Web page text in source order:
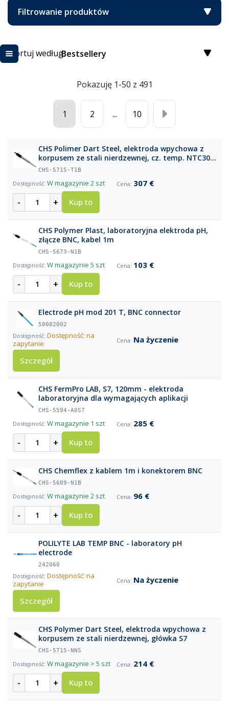
Filtrowanie produktów
Sortuj według:Bestsellery
Pokazuję 1-50 z 491
1 2 ... 10
CHS Polimer Dart Steel, elektroda wpychowa z
korpusem ze stali nierdzewnej, cz. temp. NTC30,
kabel 1m, BNC + CINCH
CHS-5715-T1B
W magazynie 2 szt 307 €
- + Kup to
CHS Polymer Plast, laboratoryjna elektroda pH,
złącze BNC, kabel 1m
CHS-5673-N1B
W magazynie 5 szt 103 €
- + Kup to
Electrode pH mod 201 T, BNC connector
50002002
Dostępność: na
zapytanie
Na życzenie
Szczegół
CHS FermPro LAB, S7, 120mm - elektroda
laboratoryjna dla wymagających aplikacji
CHS-5594-A0S7
W magazynie 1 szt 285 €
- + Kup to
CHS Chemflex z kablem 1m i konektorem BNC
CHS-5609-N1B
W magazynie 2 szt 96 €
- + Kup to
POLILYTE LAB TEMP BNC - laboratory pH
electrode
242060
Dostępność: na
zapytanie
Na życzenie
Szczegół
CHS Polymer Dart Steel, elektroda wpychowa z
korpusem ze stali nierdzewnej, główka S7
CHS-5715-NNS
W magazynie > 5 szt 214 €
- + Kup to